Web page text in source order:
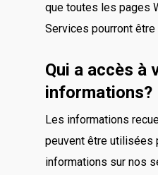
que toutes les pages
Services pourront être
Qui a accès à
informations?
Les informations
peuvent être utilisées
informations sur nos